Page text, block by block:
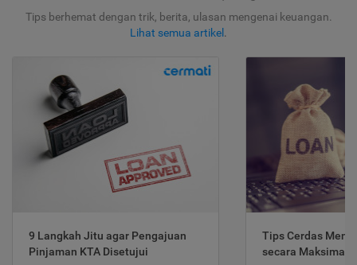
Tips berhemat dengan trik, berita, ulasan mengenai keuangan.
Lihat semua artikel .
9 Langkah Jitu agar Pengajuan
Pinjaman KTA Disetujui
Tips Cerdas
secara Maksimal